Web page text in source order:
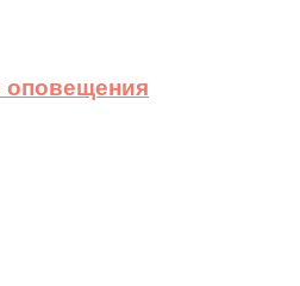
оповещения